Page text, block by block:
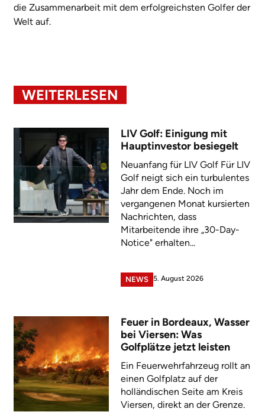
die Zusammenarbeit mit dem erfolgreichsten Golfer der
Welt auf.
WEITERLESEN
LIV Golf: Einigung mit
Hauptinvestor besiegelt
Neuanfang für LIV Golf Für LIV
Golf neigt sich ein turbulentes
Jahr dem Ende. Noch im
vergangenen Monat kursierten
Nachrichten, dass
Mitarbeitende ihre „30-Day-
Notice" erhalten...
NEWS 5. August 2026
Feuer in Bordeaux, Wasser
bei Viersen: Was
Golfplätze jetzt leisten
Ein Feuerwehrfahrzeug rollt an
einen Golfplatz auf der
holländischen Seite am Kreis
Viersen, direkt an der Grenze.